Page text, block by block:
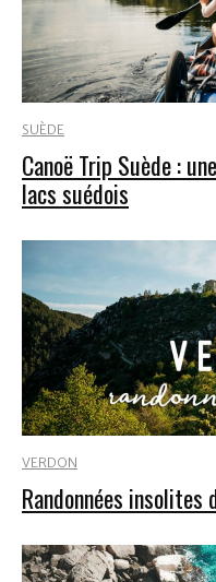
SUÈDE
Canoë Trip Suède :
lacs suédois
VERDON
Randonnées insolites